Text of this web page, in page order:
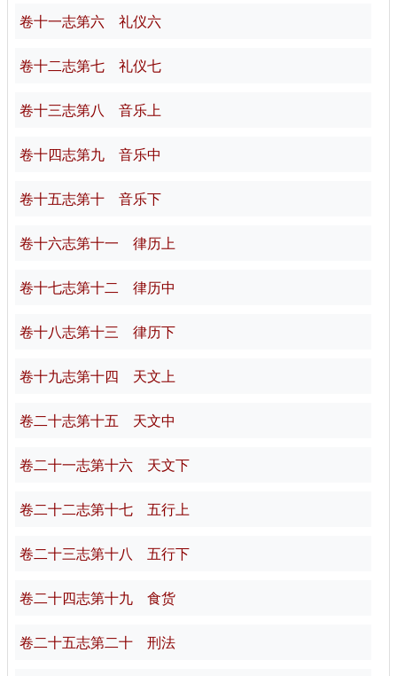
卷十一志第六 礼仪六
卷十二志第七 礼仪七
卷十三志第八 音乐上
卷十四志第九 音乐中
卷十五志第十 音乐下
卷十六志第十一 律历上
卷十七志第十二 律历中
卷十八志第十三 律历下
卷十九志第十四 天文上
卷二十志第十五 天文中
卷二十一志第十六 天文下
卷二十二志第十七 五行上
卷二十三志第十八 五行下
卷二十四志第十九 食货
卷二十五志第二十 刑法